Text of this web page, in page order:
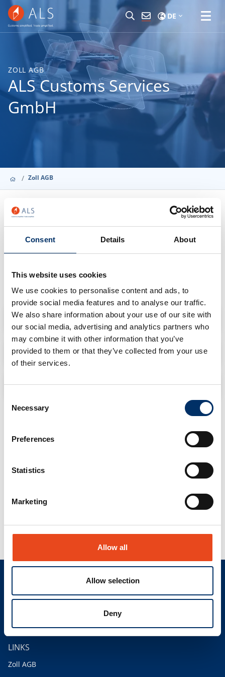
Consent Details About
This website uses cookies
We use cookies to personalise content and ads, to
provide social media features and to analyse our traffic.
We also share information about your use of our site with
our social media, advertising and analytics partners who
may combine it with other information that you’ve
provided to them or that they’ve collected from your use
of their services.
Selection
Necessary
Preferences
Statistics
Marketing
Allow all
Allow selection
Deny
DE
ALS Customs Services
GmbH
ZOLL AGB
Zoll AGB
Deutschland (DE)
Deutschen Spediteurbedingungen 2017 (ADSp 2017), soweit
nicht in unseren Zoll-AGB abweichend geregelt, abgewickelt.
ADSP
DSGVO
ZOLL AGB
Datenschutzerklärung
Finden Sie Ihren Ansprechpartner
LINKS
Zoll AGB